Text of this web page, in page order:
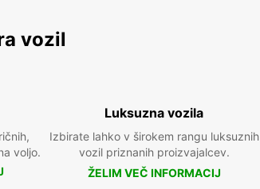
vozil
voljo.
Luksuzna vozila
Izbirate lahko v širokem rangu luksuznih
vozil priznanih proizvajalcev.
ŽELIM VEČ INFORMACIJ